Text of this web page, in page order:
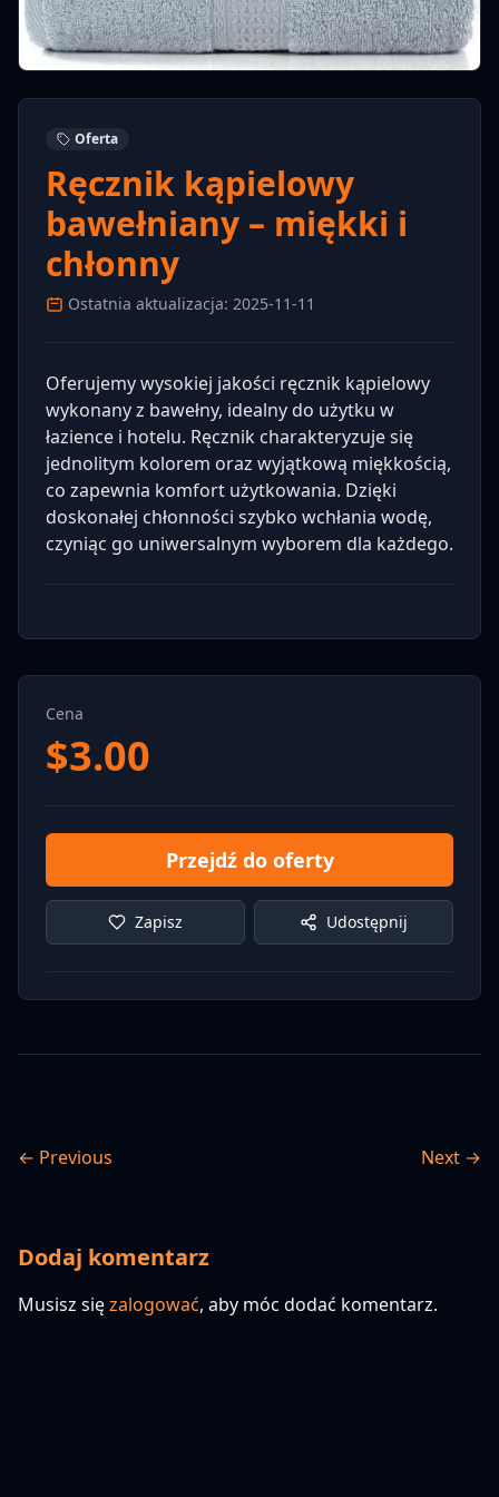
Oferta
Ręcznik kąpielowy
bawełniany – miękki i
chłonny
Ostatnia aktualizacja: 2025-11-11
Oferujemy wysokiej jakości ręcznik kąpielowy
wykonany z bawełny, idealny do użytku w
łazience i hotelu. Ręcznik charakteryzuje się
jednolitym kolorem oraz wyjątkową miękkością,
co zapewnia komfort użytkowania. Dzięki
doskonałej chłonności szybko wchłania wodę,
czyniąc go uniwersalnym wyborem dla każdego.
Cena
$3.00
Przejdź do oferty
Zapisz Udostępnij
← Previous Next →
Dodaj komentarz
Musisz sięzalogować, aby móc dodać komentarz.